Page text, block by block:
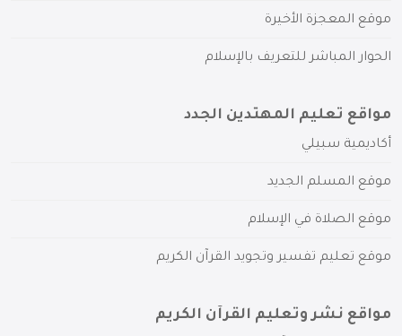
موقع المعجزة الأخيرة
الحوار المباشر للتعريف بالإسلام
مواقع تعليم المهتدين الجدد
أكاديمية سبيلي
موقع المسلم الجديد
موقع الصلاة في الإسلام
موقع تعليم تفسير وتجويد القرآن الكريم
مواقع نشر وتعليم القرآن الكريم